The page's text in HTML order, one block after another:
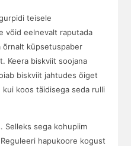
teisele
võid eelnevalt raputada
õrnalt küpsetuspaber
Keera biskviit soojana
biskviit jahtudes õiget
koos täidisega seda rulli
Selleks sega kohupiim
hapukoore kogust